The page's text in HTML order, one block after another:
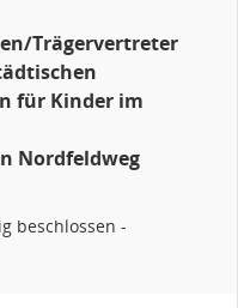
Trägervertreter
für Kinder im
Nordfeldweg
beschlossen -